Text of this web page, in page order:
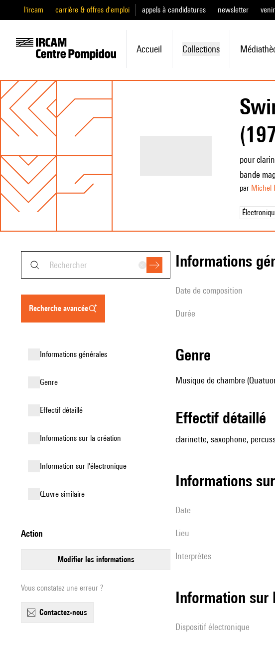
l'ircam carrière & offres d'emploi appels à candidatures newsletter
Accueil Collections
pour
bande
par Michel
recherche avancée
informations générales
genre
effectif détaillé
informations sur la création
Information sur l'électronique
œuvre similaire
action
modifier les informations
Vous constatez une erreur ?
contactez-nous
informations
date de composition
durée
genre
Musique de chambre
effectif détaillé
clarinette, saxophone,
informations
date
lieu
interprètes
Information
Dispositif électronique